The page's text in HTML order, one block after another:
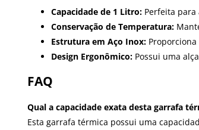
Capacidade de 1 Litro: Perfeita
Conservação de Temperatura:
Estrutura em Aço Inox:
Design Ergonômico: Possui uma
FAQ
Qual a capacidade exata desta garrafa
Esta garrafa térmica possui uma